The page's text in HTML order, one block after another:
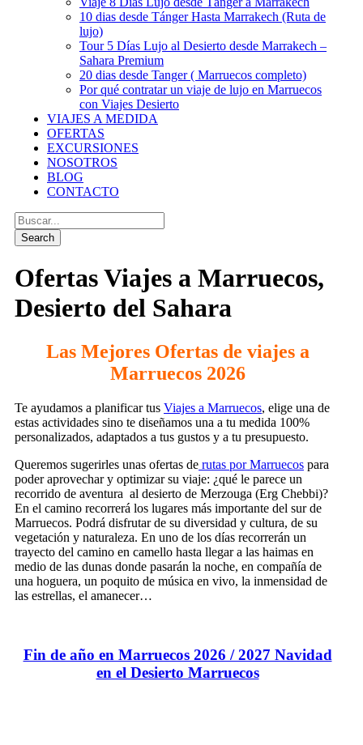
10 dias desde Tánger Hasta Marrakech (Ruta de
lujo)
Tour 5 Días Lujo al Desierto desde Marrakech –
Sahara Premium
20 dias desde Tanger ( Marruecos completo)
Por qué contratar un viaje de lujo en Marruecos
con Viajes Desierto
VIAJES A MEDIDA
OFERTAS
EXCURSIONES
NOSOTROS
BLOG
CONTACTO
Ofertas Viajes a Marruecos,
Desierto del Sahara
Las Mejores Ofertas de viajes a
Marruecos 2026
Te ayudamos a planificar tus Viajes a Marruecos, elige una de
estas actividades sino te diseñamos una a tu medida 100%
personalizados, adaptados a tus gustos y a tu presupuesto.
Queremos sugerirles unas ofertas de rutas por Marruecos para
poder aprovechar y optimizar su viaje: ¿qué le parece un
recorrido de aventura al desierto de Merzouga (Erg Chebbi)?
En el camino recorrerá los lugares más importante del sur de
Marruecos. Podrá disfrutar de su diversidad y cultura, de su
vegetación y naturaleza. En uno de los días recorrerán un
trayecto del camino en camello hasta llegar a las haimas en
medio de las dunas donde pasarán la noche, en compañía de
una hoguera, un poquito de música en vivo, la inmensidad de
las estrellas, el amanecer…
Fin de año en Marruecos 2026 / 2027 Navidad
en el Desierto Marruecos